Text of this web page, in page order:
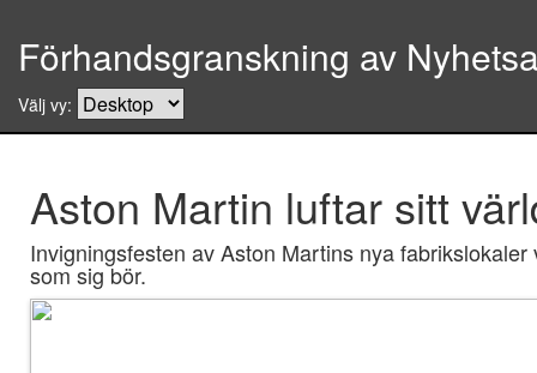
Förhandsgranskning av
Välj vy:
Aston Martin luftar sitt
Invigningsfesten av Aston Martins nya
som sig bör.